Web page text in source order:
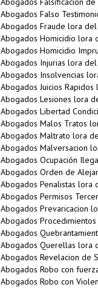
Abogados Falso
Abogados Fraude lora
Abogados Homicidio lora
Abogados Homicidio
Abogados Injurias lora
Abogados Insolvencias
Abogados Juicios
Abogados Lesiones lora
Abogados Libertad
Abogados Malos Tratos
Abogados Maltrato lora
Abogados Malversacion
Abogados Ocupación
Abogados Orden de
Abogados Penalistas lora
Abogados Permisos
Abogados Prevaricacion
Abogados
Abogados
Abogados Querellas lora
Abogados Revelacion de
Abogados Robo con
Abogados Robo con